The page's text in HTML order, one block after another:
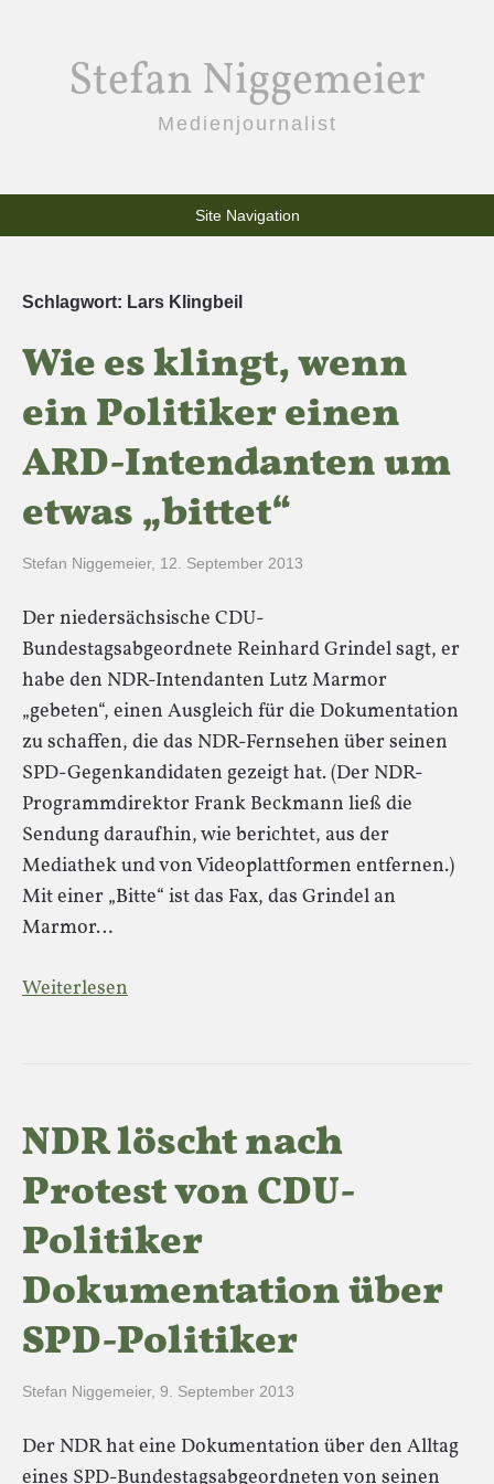
Stefan Niggemeier
Medienjournalist
Site Navigation
Schlagwort: Lars Klingbeil
Wie es klingt, wenn
ein Politiker einen
ARD-Intendanten um
etwas „bittet“
Stefan Niggemeier, 12. September 2013
Der niedersächsische CDU-
Bundestagsabgeordnete Reinhard Grindel sagt, er
habe den NDR-Intendanten Lutz Marmor
„gebeten“, einen Ausgleich für die Dokumentation
zu schaffen, die das NDR-Fernsehen über seinen
SPD-Gegenkandidaten gezeigt hat. (Der NDR-
Programmdirektor Frank Beckmann ließ die
Sendung daraufhin, wie berichtet, aus der
Mediathek und von Videoplattformen entfernen.)
Mit einer „Bitte“ ist das Fax, das Grindel an
Marmor…
Weiterlesen
NDR löscht nach
Protest von CDU-
Politiker
Dokumentation über
SPD-Politiker
Stefan Niggemeier, 9. September 2013
Der NDR hat eine Dokumentation über den Alltag
eines SPD-Bundestagsabgeordneten von seinen